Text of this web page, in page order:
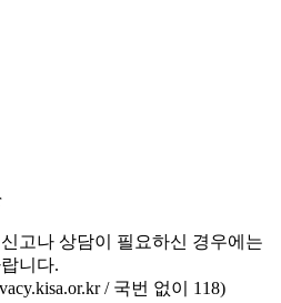
고나 상담이 필요하신 경우에는
니다.
/ 국번 없이 118)